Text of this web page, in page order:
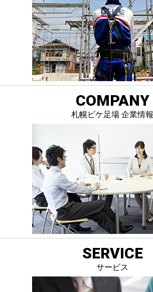
COMPANY
札幌ビケ足場 企業情報
SERVICE
サービス